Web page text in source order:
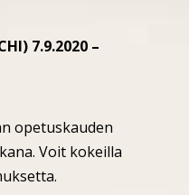
7.9.2020 –
opetuskauden
Voit kokeilla